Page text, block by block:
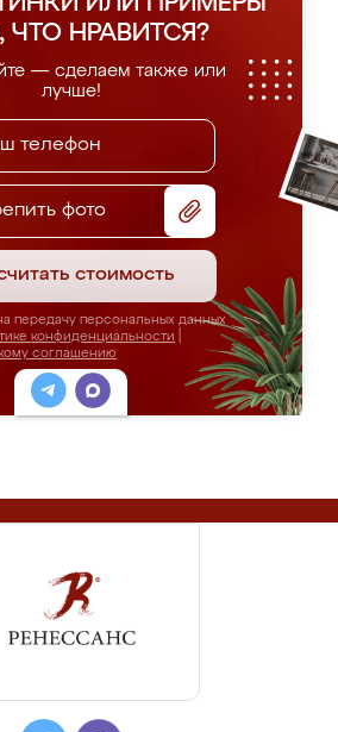
ЧТО НРАВИТСЯ?
— сделаем также или
лучше!
фото
стоимость
передачу персональных данных
конфиденциальности
соглашению